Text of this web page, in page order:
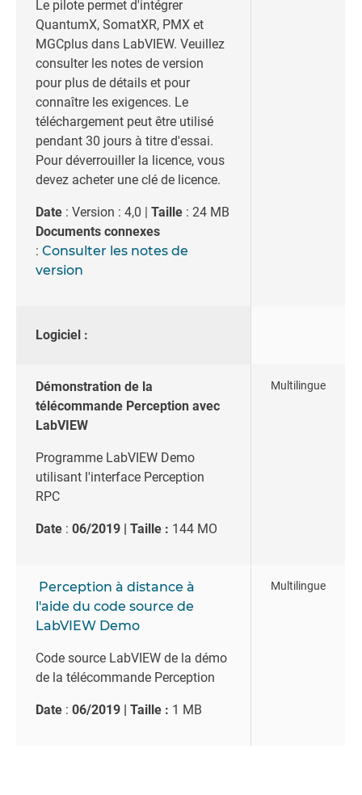
Le pilote permet d'intégrer
QuantumX, SomatXR, PMX et
MGCplus dans LabVIEW. Veuillez
consulter les notes de version
pour plus de détails et pour
connaître les exigences. Le
téléchargement peut être utilisé
pendant 30 jours à titre d'essai.
Pour déverrouiller la licence, vous
devez acheter une clé de licence.
Date : Version : 4,0 | Taille : 24 MB
Documents connexes
: Consulter les notes de
version
Logiciel :
Démonstration de la
télécommande Perception avec
LabVIEW
Programme LabVIEW Demo
utilisant l'interface Perception
RPC
Date : 06/2019 | Taille : 144 MO
Multilingue
Perception à distance à
l'aide du code source de
LabVIEW Demo
Code source LabVIEW de la démo
de la télécommande Perception
Date : 06/2019 | Taille : 1 MB
Multilingue